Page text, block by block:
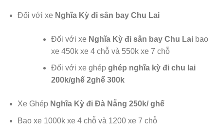
Đối với xe Nghĩa Kỳ đi sân bay Chu Lai
Đối với xe Nghĩa Kỳ đi sân bay Chu Lai bao
xe 450k xe 4 chỗ và 550k xe 7 chỗ
Đối với xe ghép ghép nghĩa kỳ đi chu lai
200k/ghế 2ghế 300k
Xe Ghép Nghĩa Kỳ đi Đà Nẵng 250k/ ghế
Bao xe 1000k xe 4 chỗ và 1200 xe 7 chỗ